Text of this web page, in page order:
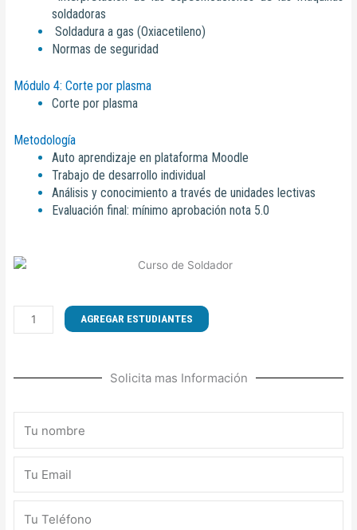
soldadoras
Soldadura a gas (Oxiacetileno)
Normas de seguridad
Módulo 4: Corte por plasma
Corte por plasma
Metodología
Auto aprendizaje en plataforma Moodle
Trabajo de desarrollo individual
Análisis y conocimiento a través de unidades lectivas
Evaluación final: mínimo aprobación nota 5.0
CURSO
DE
MANUAL
Y
OXICORTE
cantidad
AGREGAR ESTUDIANTES
Solicita mas Información